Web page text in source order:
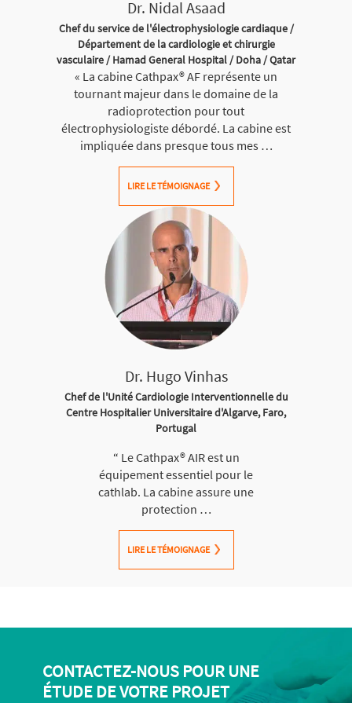
Dr. Nidal Asaad
Chef du service de l'électrophysiologie cardiaque /
Département de la cardiologie et chirurgie
vasculaire / Hamad General Hospital / Doha / Qatar
« La cabine Cathpax® AF représente un
tournant majeur dans le domaine de la
radioprotection pour tout
électrophysiologiste débordé. La cabine est
impliquée dans presque tous mes …
LIRE LE TÉMOIGNAGE
Dr. Hugo Vinhas
Chef de l'Unité Cardiologie Interventionnelle du
Centre Hospitalier Universitaire d'Algarve, Faro,
Portugal
“ Le Cathpax® AIR est un
équipement essentiel pour le
cathlab. La cabine assure une
protection …
LIRE LE TÉMOIGNAGE
CONTACTEZ-NOUS POUR UNE
ÉTUDE DE VOTRE PROJET